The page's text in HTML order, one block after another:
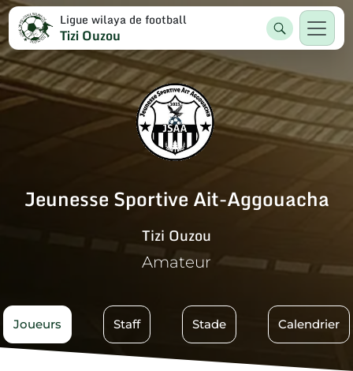
Ligue wilaya de football
Tizi Ouzou
Jeunesse Sportive Ait-Aggouacha
Tizi Ouzou
Amateur
Joueurs Staff Stade Calendrier